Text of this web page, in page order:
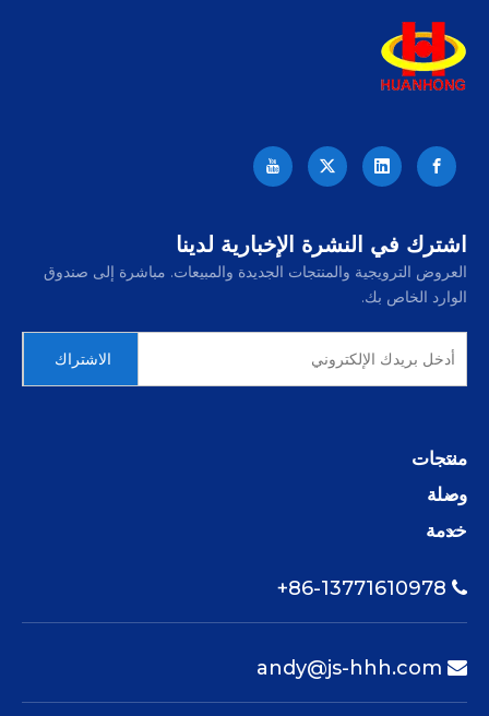
اشترك في النشرة الإخبارية لدينا
العروض الترويجية والمنتجات الجديدة والمبيعات. مباشرة إلى صندوق
الوارد الخاص بك.
الاشتراك
منتجات
وصلة
خدمة

